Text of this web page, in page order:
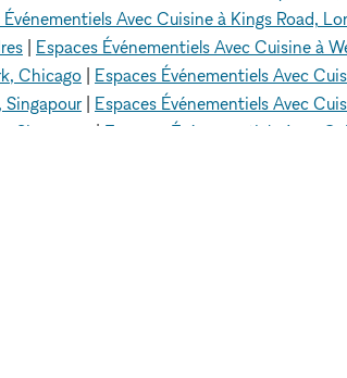
Événementiels Avec Cuisine à Kings Road,
| Espaces Événementiels Avec Cuisine à
Chicago | Espaces Événementiels Avec
Singapour | Espaces Événementiels Avec
Singapour | Espaces Événementiels Avec